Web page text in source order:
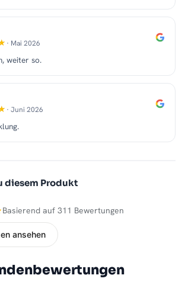
· Mai 2026
weiter so.
· Juni 2026
diesem Produkt
Basierend auf 311 Bewertungen
ansehen